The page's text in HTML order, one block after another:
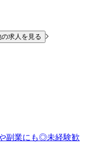
求人を見る
副業にも◎未経験歓